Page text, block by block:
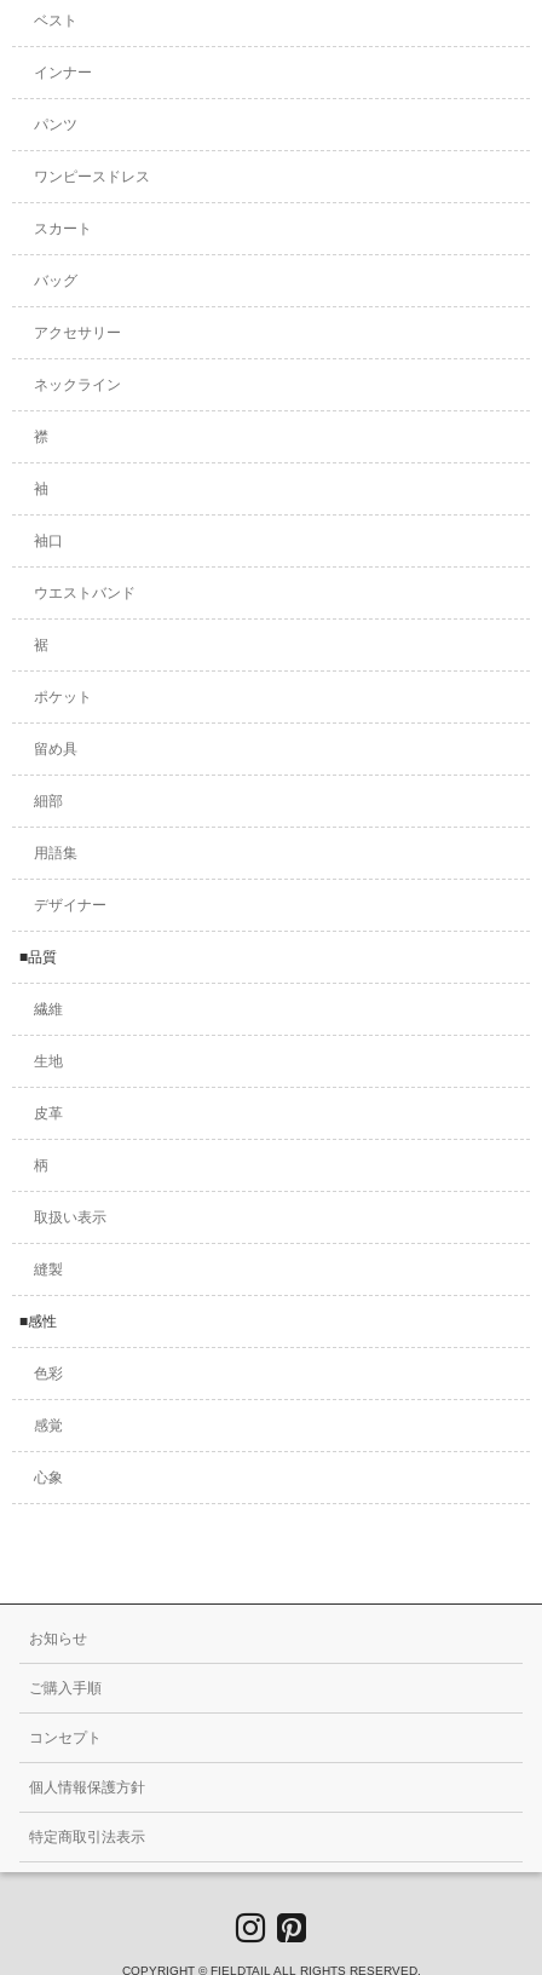
ベスト
インナー
パンツ
ワンピースドレス
スカート
バッグ
アクセサリー
ネックライン
襟
袖
袖口
ウエストバンド
裾
ポケット
留め具
細部
用語集
デザイナー
■品質
繊維
生地
皮革
柄
取扱い表示
縫製
■感性
色彩
感覚
心象
お知らせ
ご購入手順
コンセプト
個人情報保護方針
特定商取引法表示
COPYRIGHT © FIELDTAIL ALL RIGHTS RESERVED.